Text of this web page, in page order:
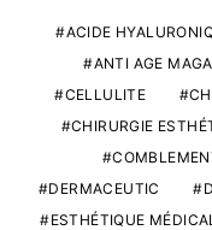
ACIDE
ANTI AGE
CELLULITE
CHIRURGIE
DERMACEUTIC
ESTHÉTIQUE